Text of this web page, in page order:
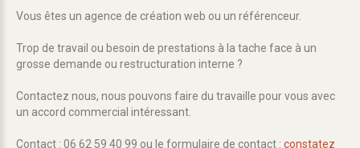
Vous êtes un agence de création web ou un référenceur.
Trop de travail ou besoin de prestations à la tache face à un
grosse demande ou restructuration interne ?
Contactez nous, nous pouvons faire du travaille pour vous avec
un accord commercial intéressant.
Contact : 06 62 59 40 99 ou le formulaire de contact : constatez